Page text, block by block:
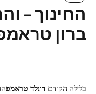
החינוך –
ברון
בלילה הקודם דונלד טראמפ